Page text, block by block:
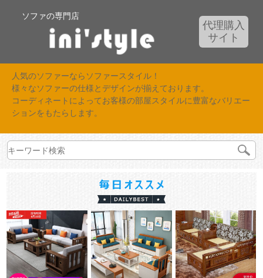
ソファの専門店
代理購入
サイト
人気のソファーならソファースタイル！
様々なソファーの仕様とデザインが揃えております。
コーディネートによってお客様の部屋スタイルに豊富なバリエー
ションをもたらします。